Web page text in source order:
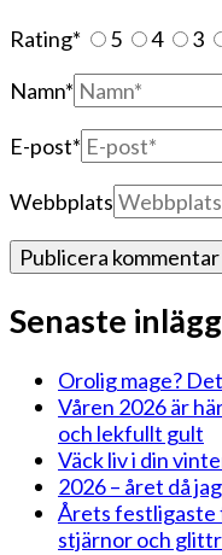
Rating* 5 4 3
Namn*
E-post*
Webbplats
Senaste
Orolig mage?
Våren 2026 är
och lekfullt gult
Väck liv i din
2026 – året då
Årets festligaste
stjärnor och